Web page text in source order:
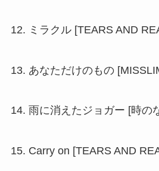
12. ミラクル [TEARS AND
13. あなただけのもの
14. 雨に消えたジョガー [時の
15. Carry on [TEARS AND